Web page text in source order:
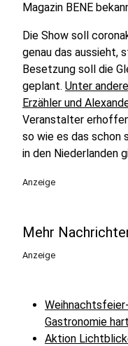
Magazin BENE
Die Show soll
genau das aussieht,
Besetzung soll die
geplant. Unter
Erzähler und
Veranstalter
so wie es das schon
in den Niederlanden
Anzeige
Mehr
Anzeige
Gastronomie hart
Aktion